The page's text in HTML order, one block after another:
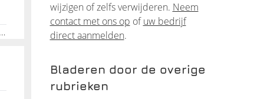
AutopoetsNoord-Brabant, Binnenpoets, Waalwijk, Buitenpoets
wijzigen of zelfs verwijderen. Neem
contact met ons op ofuw bedrijf
direct aanmelden.
Bladeren door de overige
rubrieken